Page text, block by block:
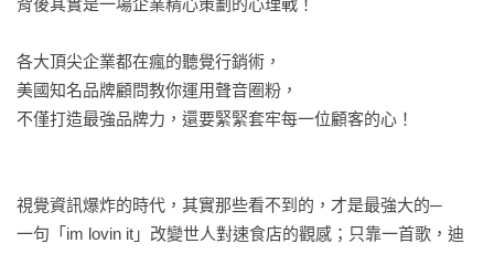
背後其實是一場企業精心策劃的心理戰！
各大頂尖企業都在瘋的聽覺行銷術，
美國知名品牌顧問教你運用聲音圈粉，
不僅打造最強品牌力，還要緊緊套牢每一位顧客的心！
視覺資訊爆炸的時代，其實那些看不到的，才是最強大的─
一句「im lovin it」改變世人對速食店的觀感；只靠一首歌，迪